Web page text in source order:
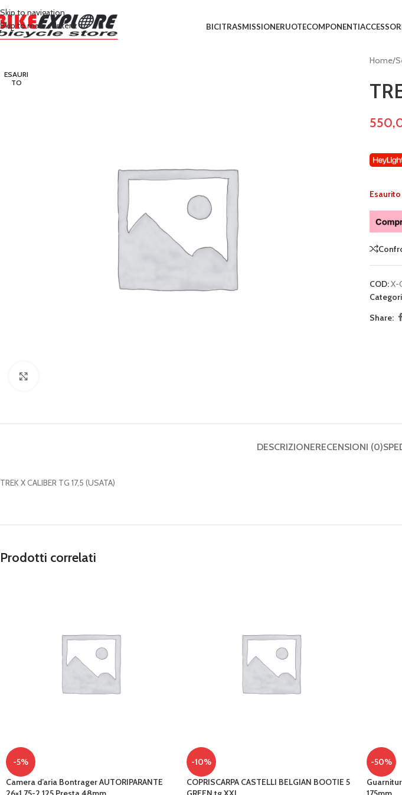
Skip to navigation
Skip to main content
BICITRASMISSIONERUOTECOMPONENTI
ESAURI
TO
Home/
Esaurito
COD:X-
Share:
DESCRIZIONERECENSIONI (0)
TREK X CALIBER TG 17,5 (USATA)
Prodotti correlati
-5%
Camera d’aria Bontrager AUTORIPARANTE
-10%
COPRISCARPA CASTELLI BELGIAN BOOTIE 5
-50%